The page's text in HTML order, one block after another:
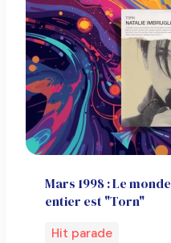
Mars 1998 : Le monde
entier est "Torn"
Hit parade